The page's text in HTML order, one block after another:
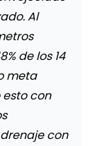
Al
de los 14
meta
con
con